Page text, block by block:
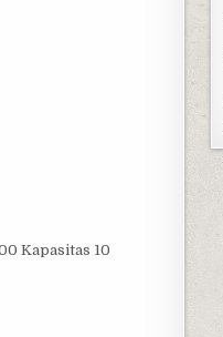
Kapasitas 10